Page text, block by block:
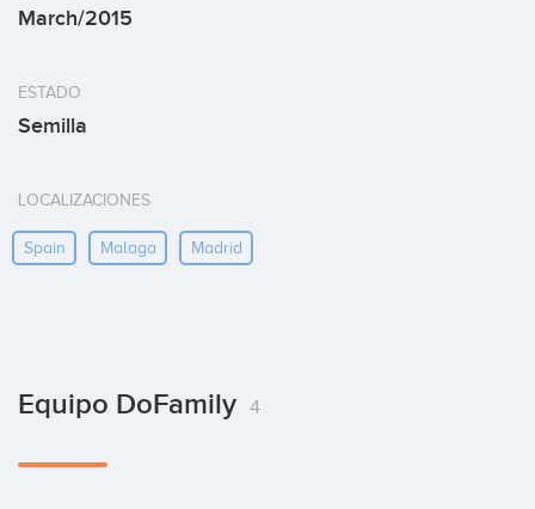
March/2015
ESTADO
Semilla
LOCALIZACIONES
Spain Malaga Madrid
Equipo DoFamily 4